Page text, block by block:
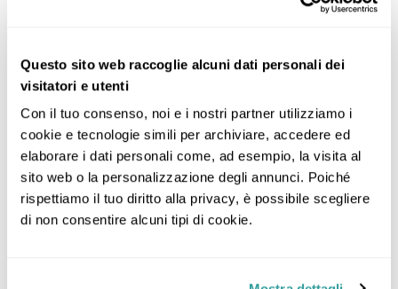
Questo sito web raccoglie alcuni dati personali dei
visitatori e utenti
Con il tuo consenso, noi e i nostri partner utilizziamo i
cookie e tecnologie simili per archiviare, accedere ed
elaborare i dati personali come, ad esempio, la visita al
sito web o la personalizzazione degli annunci. Poiché
rispettiamo il tuo diritto alla privacy, è possibile scegliere
di non consentire alcuni tipi di cookie.
Riepilogo del tour
Aeroporto Milano Linate
Incluso
La quota comprende
Viaggio aereo con voli di linea ITA Airways da Milano